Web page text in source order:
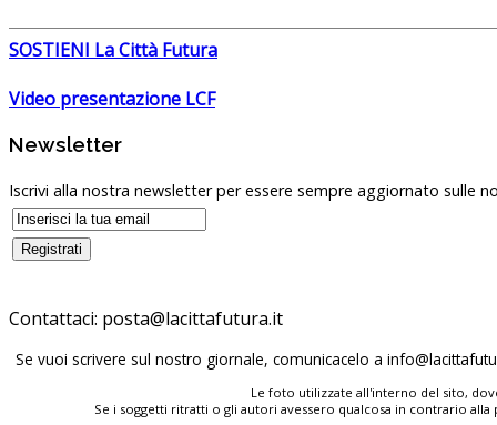
SOSTIENI La Città Futura
Video presentazione LCF
Newsletter
Iscrivi alla nostra newsletter per essere sempre aggiornato sulle
Contattaci: posta@lacittafutura.it
Se vuoi scrivere sul nostro giornale, comunicacelo a
Le foto utilizzate all'interno del sito,
Se i soggetti ritratti o gli autori avessero qualcosa in contrario